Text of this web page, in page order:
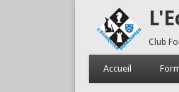
Club
Accueil